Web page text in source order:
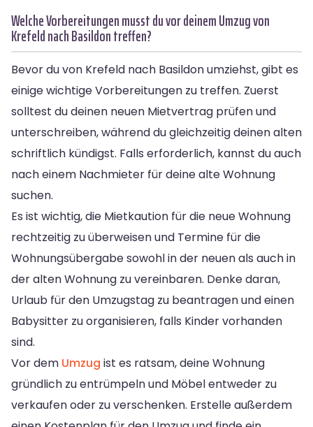
Welche Vorbereitungen musst du vor deinem Umzug von
Krefeld nach Basildon treffen?
Bevor du von Krefeld nach Basildon umziehst, gibt es
einige wichtige Vorbereitungen zu treffen. Zuerst
solltest du deinen neuen Mietvertrag prüfen und
unterschreiben, während du gleichzeitig deinen alten
schriftlich kündigst. Falls erforderlich, kannst du auch
nach einem Nachmieter für deine alte Wohnung
suchen.
Es ist wichtig, die Mietkaution für die neue Wohnung
rechtzeitig zu überweisen und Termine für die
Wohnungsübergabe sowohl in der neuen als auch in
der alten Wohnung zu vereinbaren. Denke daran,
Urlaub für den Umzugstag zu beantragen und einen
Babysitter zu organisieren, falls Kinder vorhanden
sind.
Vor dem Umzug ist es ratsam, deine Wohnung
gründlich zu entrümpeln und Möbel entweder zu
verkaufen oder zu verschenken. Erstelle außerdem